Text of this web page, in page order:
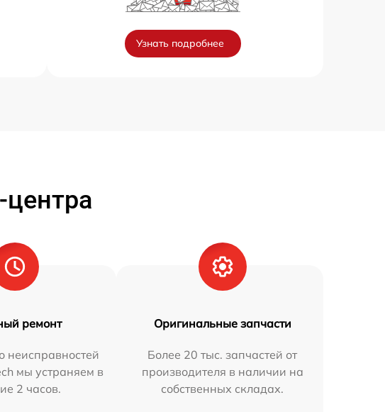
Узнать подробнее
ремонт
неисправностей
мы устраняем в
2 часов.
Оригинальные запчасти
Более 20 тыс. запчастей от
производителя в наличии на
собственных складах.